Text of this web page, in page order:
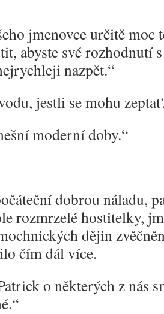
jmenovce určitě moc
abyste své rozhodnutí
nazpět.“
jestli se mohu
moderní doby.“
dobrou náladu,
rozmrzelé hostitelky,
dějin
čím dál více.
o některých z nás